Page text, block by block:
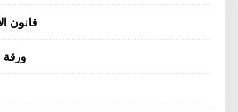
قانون